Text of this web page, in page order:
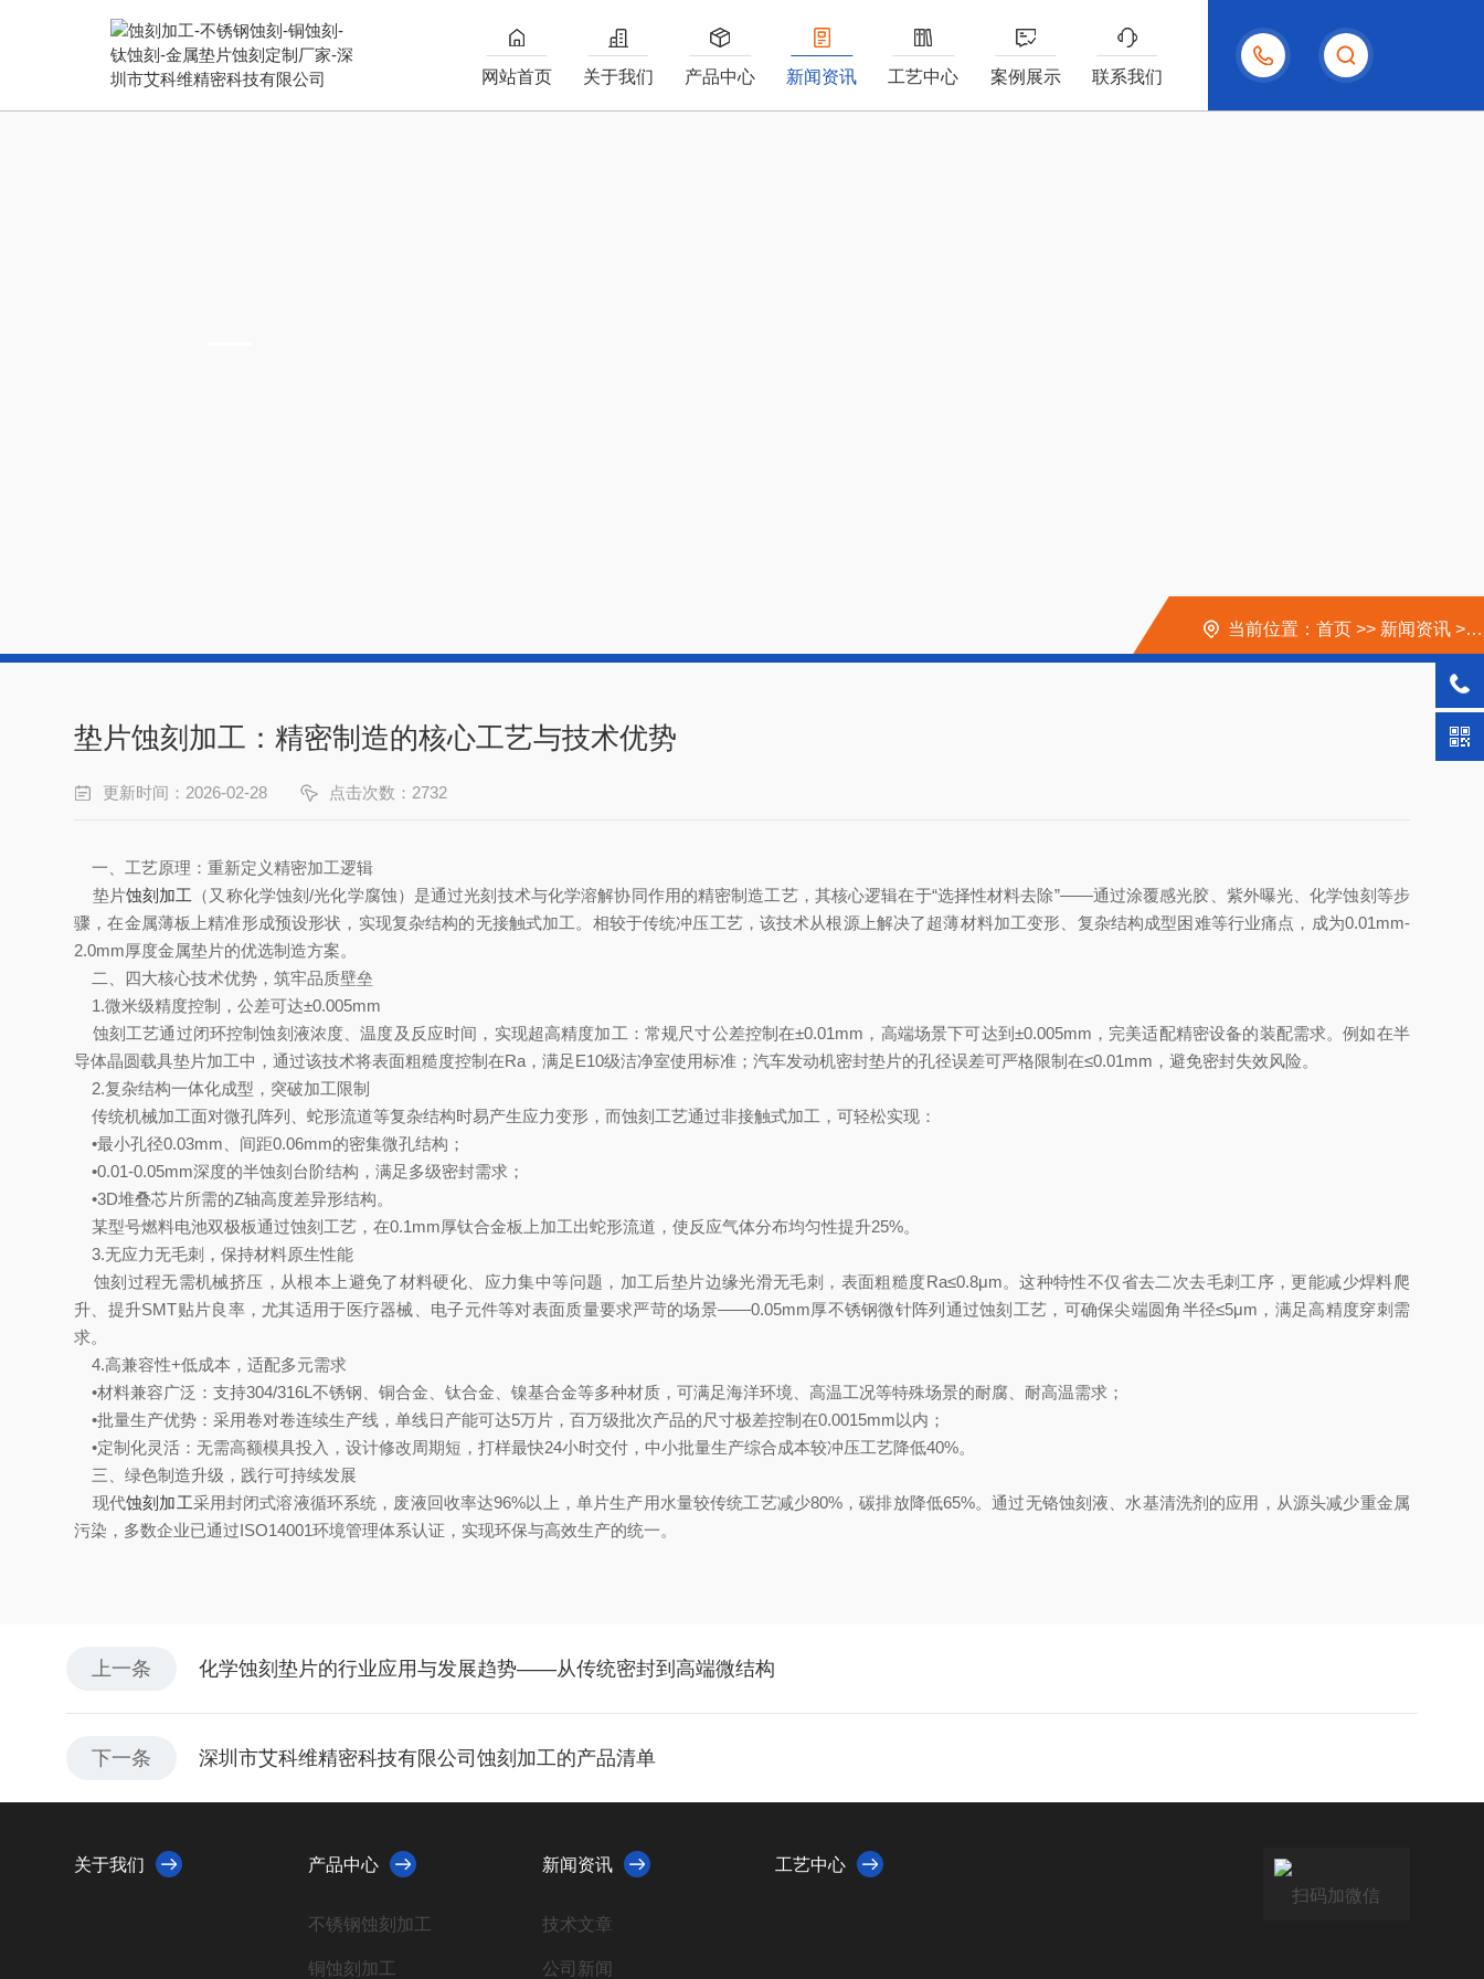
138-
网站首页 关于我们 产品中心 新闻资讯 工艺中心 案例展示 联系我们
当前位置：首页 >> 新闻资讯 >>
垫片蚀刻加工：精密制造的核心工艺与技术优势
更新时间：2026-02-28 点击次数：2732
一、工艺原理：重新定义精密加工逻辑
垫片蚀刻加工 （又称化学蚀刻/光化学腐蚀）是通过光刻技术与化学溶解协同作用的精密制造工艺，其核心逻辑在于“选择性材料去除”——通过涂覆感光胶、紫外曝光、化学蚀刻等步
骤，在金属薄板上精准形成预设形状，实现复杂结构的无接触式加工。相较于传统冲压工艺，该技术从根源上解决了超薄材料加工变形、复杂结构成型困难等行业痛点，成为0.01mm-
2.0mm厚度金属垫片的优选制造方案。
二、四大核心技术优势，筑牢品质壁垒
1.微米级精度控制，公差可达±0.005mm
蚀刻工艺通过闭环控制蚀刻液浓度、温度及反应时间，实现超高精度加工：常规尺寸公差控制在±0.01mm，高端场景下可达到±0.005mm，完美适配精密设备的装配需求。例如在半
导体晶圆载具垫片加工中，通过该技术将表面粗糙度控制在Ra，满足E10级洁净室使用标准；汽车发动机密封垫片的孔径误差可严格限制在≤0.01mm，避免密封失效风险。
2.复杂结构一体化成型，突破加工限制
传统机械加工面对微孔阵列、蛇形流道等复杂结构时易产生应力变形，而蚀刻工艺通过非接触式加工，可轻松实现：
•最小孔径0.03mm、间距0.06mm的密集微孔结构；
•0.01-0.05mm深度的半蚀刻台阶结构，满足多级密封需求；
•3D堆叠芯片所需的Z轴高度差异形结构。
某型号燃料电池双极板通过蚀刻工艺，在0.1mm厚钛合金板上加工出蛇形流道，使反应气体分布均匀性提升25%。
3.无应力无毛刺，保持材料原生性能
蚀刻过程无需机械挤压，从根本上避免了材料硬化、应力集中等问题，加工后垫片边缘光滑无毛刺，表面粗糙度Ra≤0.8μm。这种特性不仅省去二次去毛刺工序，更能减少焊料爬
升、提升SMT贴片良率，尤其适用于医疗器械、电子元件等对表面质量要求严苛的场景——0.05mm厚不锈钢微针阵列通过蚀刻工艺，可确保尖端圆角半径≤5μm，满足高精度穿刺需
求。
4.高兼容性+低成本，适配多元需求
•材料兼容广泛：支持304/316L不锈钢、铜合金、钛合金、镍基合金等多种材质，可满足海洋环境、高温工况等特殊场景的耐腐、耐高温需求；
•批量生产优势：采用卷对卷连续生产线，单线日产能可达5万片，百万级批次产品的尺寸极差控制在0.0015mm以内；
•定制化灵活：无需高额模具投入，设计修改周期短，打样最快24小时交付，中小批量生产综合成本较冲压工艺降低40%。
三、绿色制造升级，践行可持续发展
现代蚀刻加工采用封闭式溶液循环系统，废液回收率达96%以上，单片生产用水量较传统工艺减少80%，碳排放降低65%。通过无铬蚀刻液、水基清洗剂的应用，从源头减少重金属
污染，多数企业已通过ISO14001环境管理体系认证，实现环保与高效生产的统一。
上一条 化学蚀刻垫片的行业应用与发展趋势——从传统密封到高端微结构
下一条 深圳市艾科维精密科技有限公司蚀刻加工的产品清单
关于我们 产品中心
不锈钢蚀刻加工
铜蚀刻加工
新闻资讯
技术文章
公司新闻
工艺中心
扫码加微信